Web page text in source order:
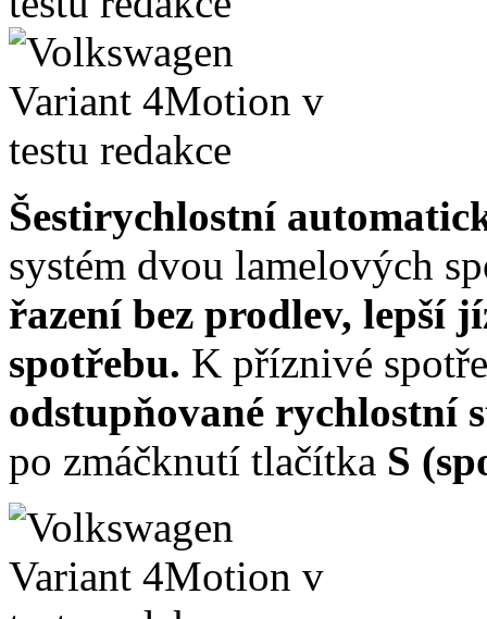
Šestirychlostní
systém dvou lamelových
řazení bez prodlev, lepší
spotřebu. K příznivé
odstupňované rychlostní
po zmáčknutí tlačítka S